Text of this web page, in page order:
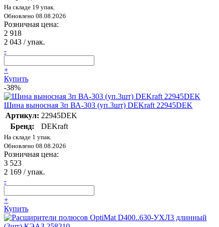
На складе 19 упак.
Обновлено 08.08.2026
Розничная цена:
2 918
2 043 / упак.
-
+
Купить
-38%
Шина выносная 3п ВА-303 (уп.3шт) DEKraft 22945DEK
Артикул: 22945DEK
Бренд:
DEKraft
На складе 1 упак.
Обновлено 08.08.2026
Розничная цена:
3 523
2 169 / упак.
-
+
Купить